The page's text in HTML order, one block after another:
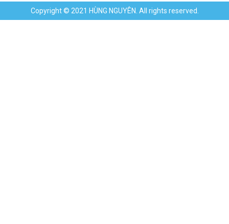
Copyright © 2021 HÙNG NGUYÊN. All rights reserved.